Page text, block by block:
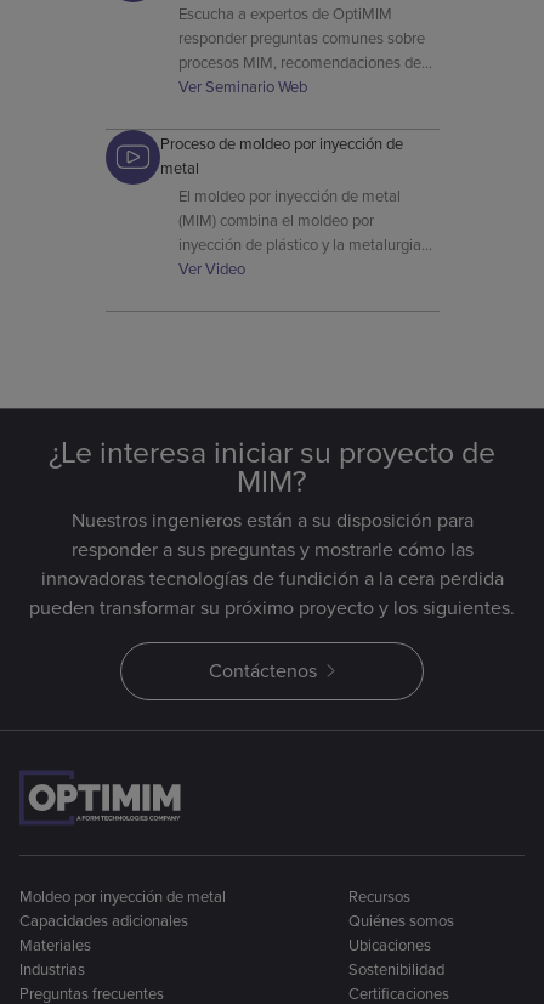
Escucha a expertos de OptiMIM
responder preguntas comunes sobre
procesos MIM, recomendaciones de
diseño, comportamiento de materiales
Ver Seminario Web
Proceso de moldeo por inyección de
metal
El moldeo por inyección de metal
(MIM) combina el moldeo por
inyección de plástico y la metalurgia
en polvo, lo que ofrece una mayor
metales como el acero inoxidable, el
Ver Video
¿Le interesa iniciar su proyecto de
MIM?
Nuestros ingenieros están a su disposición para
responder a sus preguntas y mostrarle cómo las
innovadoras tecnologías de fundición a la cera perdida
pueden transformar su próximo proyecto y los siguientes.
Contáctenos
Moldeo por inyección de metal
Capacidades adicionales
Materiales
Industrias
Preguntas frecuentes
Recursos
Quiénes somos
Ubicaciones
Sostenibilidad
Certificaciones